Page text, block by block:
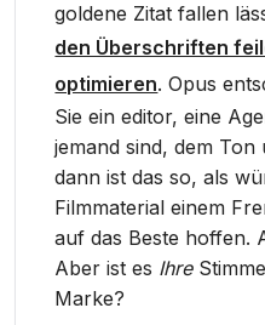
goldene Zitat fallen
den Überschriften
optimieren. Opus
Sie ein editor, eine
jemand sind, dem
dann ist das so, als
Filmmaterial einem
auf das Beste hoffen.
Aber ist es Ihre
Marke?